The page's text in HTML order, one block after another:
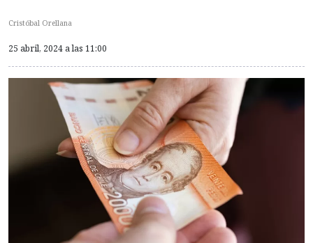
Cristóbal Orellana
25 abril, 2024 a las 11:00